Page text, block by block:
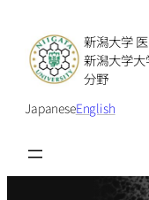
新潟大学
新潟大学
分野
JapaneseEnglish